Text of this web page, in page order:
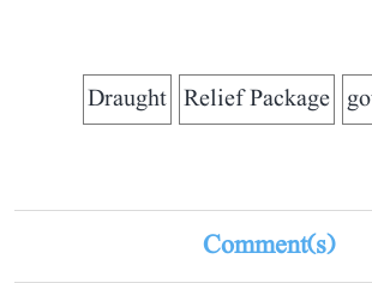
Relief Package
Draught
Comment(s)